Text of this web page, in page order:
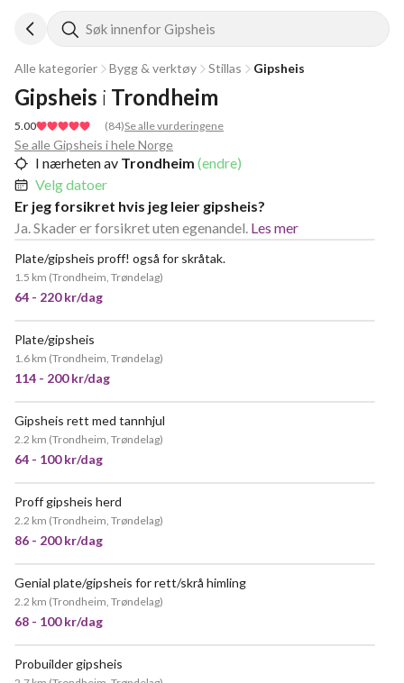
Søk innenfor Gipsheis
Alle kategorier Bygg & verktøy Stillas Gipsheis
5.00 (84)Se alle vurderingene
Gipsheis i Trondheim
Se alle Gipsheis i hele Norge
I nærheten av Trondheim (endre)
Velg datoer
Er jeg forsikret hvis jeg leier gipsheis?
Ja. Skader er forsikret uten egenandel. Les mer
Plate/gipsheis proff! også for skråtak.
1.5 km (Trondheim, Trøndelag)
64 - 220 kr/dag
Plate/gipsheis
1.6 km (Trondheim, Trøndelag)
114 - 200 kr/dag
Gipsheis rett med tannhjul
2.2 km (Trondheim, Trøndelag)
64 - 100 kr/dag
Proff gipsheis herd
2.2 km (Trondheim, Trøndelag)
86 - 200 kr/dag
Genial plate/gipsheis for rett/skrå himling
2.2 km (Trondheim, Trøndelag)
68 - 100 kr/dag
Probuilder gipsheis